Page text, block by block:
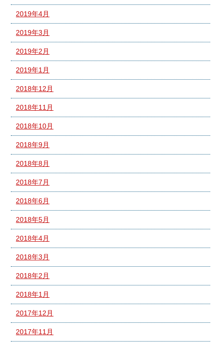
2019年4月
2019年3月
2019年2月
2019年1月
2018年12月
2018年11月
2018年10月
2018年9月
2018年8月
2018年7月
2018年6月
2018年5月
2018年4月
2018年3月
2018年2月
2018年1月
2017年12月
2017年11月